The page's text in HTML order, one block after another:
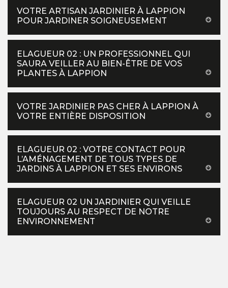
VOTRE ARTISAN JARDINIER À LAPPION
POUR JARDINER SOIGNEUSEMENT
ELAGUEUR 02 : UN PROFESSIONNEL QUI
SAURA VEILLER AU BIEN-ÊTRE DE VOS
PLANTES À LAPPION
VOTRE JARDINIER PAS CHER À LAPPION À
VOTRE ENTIÈRE DISPOSITION
ELAGUEUR 02 : VOTRE CONTACT POUR
L’AMÉNAGEMENT DE TOUS TYPES DE
JARDINS À LAPPION ET SES ENVIRONS
ELAGUEUR 02 UN JARDINIER QUI VEILLE
TOUJOURS AU RESPECT DE NOTRE
ENVIRONNEMENT